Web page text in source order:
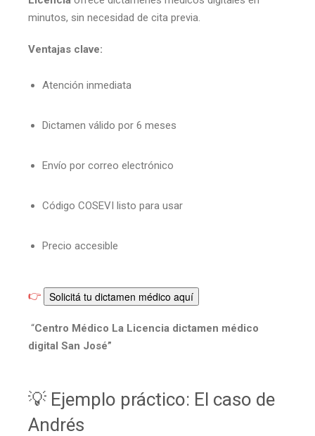
minutos, sin necesidad de cita previa.
Ventajas clave:
Atención inmediata
Dictamen válido por 6 meses
Envío por correo electrónico
Código COSEVI listo para usar
Precio accesible
👉 Solicitá tu dictamen médico aquí
“Centro Médico La Licencia dictamen médico
digital San José”
💡 Ejemplo práctico: El caso de
Andrés